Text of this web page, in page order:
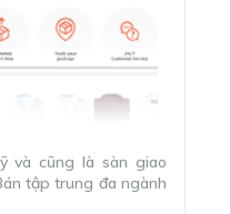
và cũng là sàn giao
tập trung đa ngành